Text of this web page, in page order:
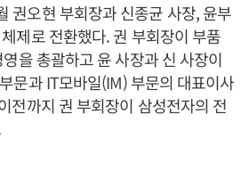
권오현 부회장과 신종균 사장, 윤부
제로 전환했다. 권 부회장이 부품
을 총괄하고 윤 사장과 신 사장이
문과 IT모바일(IM) 부문의 대표이사
전까지 권 부회장이 삼성전자의 전